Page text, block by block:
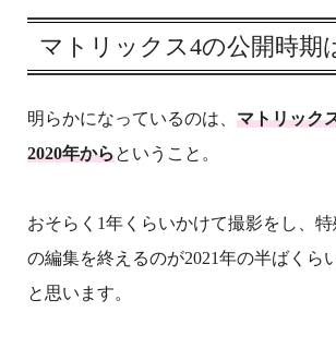
マトリックス4の公開時期
明らかになっているのは、 マトリック
2020年からということ。
おそらく1年くらいかけて撮影をし、
の編集を終えるのが2021年の半ばくら
と思います。